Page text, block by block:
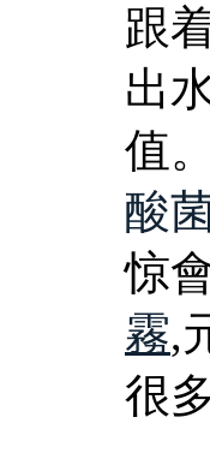
跟
出
值
酸
惊
霧,
很多